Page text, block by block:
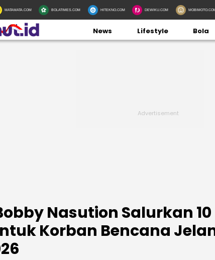
MATAMATA.COM BOLATIMES.COM HITEKNO.COM DEWIKU.COM
News Lifestyle Bola
Nasution Salurkan 10
Korban Bencana